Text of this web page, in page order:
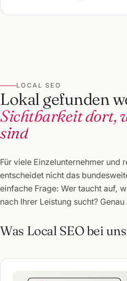
LOCAL SEO
Lokal gefunden
Sichtbarkeit dort,
sind
Für viele Einzelunternehmer und
entscheidet nicht das
einfache Frage: Wer taucht auf,
nach Ihrer Leistung sucht?
Was Local SEO bei